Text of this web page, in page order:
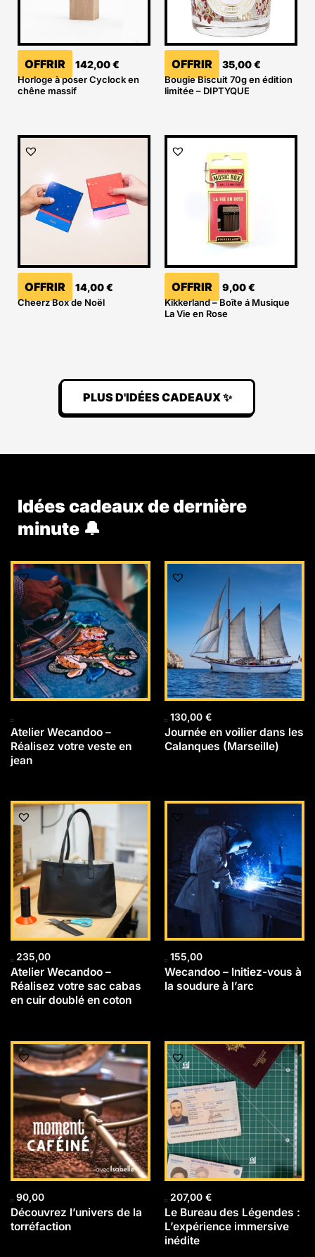
OFFRIR 142,00€
Horloge à poser Cyclock en
chêne massif
OFFRIR 35,00€
Bougie Biscuit 70g en édition
limitée – DIPTYQUE
OFFRIR 14,00€
Cheerz Box de Noël
OFFRIR 9,00€
Kikkerland – Boîte á Musique
La Vie en Rose
PLUS D'IDÉES CADEAUX ✨
Idées cadeaux de dernière
minute 🔔
Atelier Wecandoo –
Réalisez votre veste en
jean
130,00 €
Journée en voilier dans les
Calanques (Marseille)
235,00
Atelier Wecandoo –
Réalisez votre sac cabas
en cuir doublé en coton
155,00
Wecandoo – Initiez-vous à
la soudure à l’arc
90,00
Découvrez l’univers de la
torréfaction
207,00 €
Le Bureau des Légendes :
L’expérience immersive
inédite